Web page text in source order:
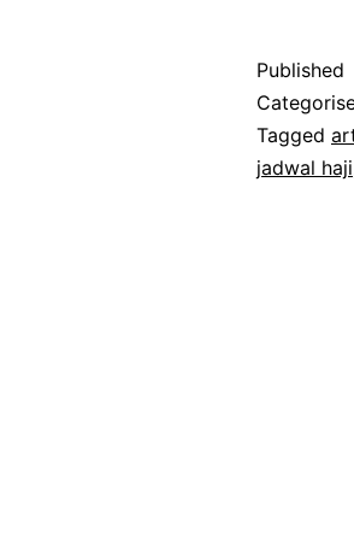
Published
Tagged
jadwal haji